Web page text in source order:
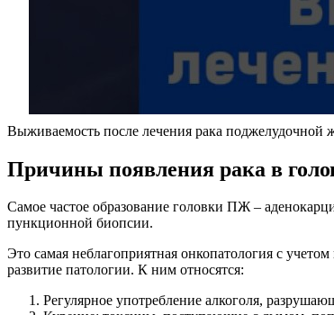
Выживаемость после лечения рака поджелудочной
Причины появления рака в
Самое частое образование головки ПЖ –
пункционной биопсии.
Это самая неблагоприятная онкопатология с
развитие патологии. К ним относятся:
Регулярное употребление алкоголя,